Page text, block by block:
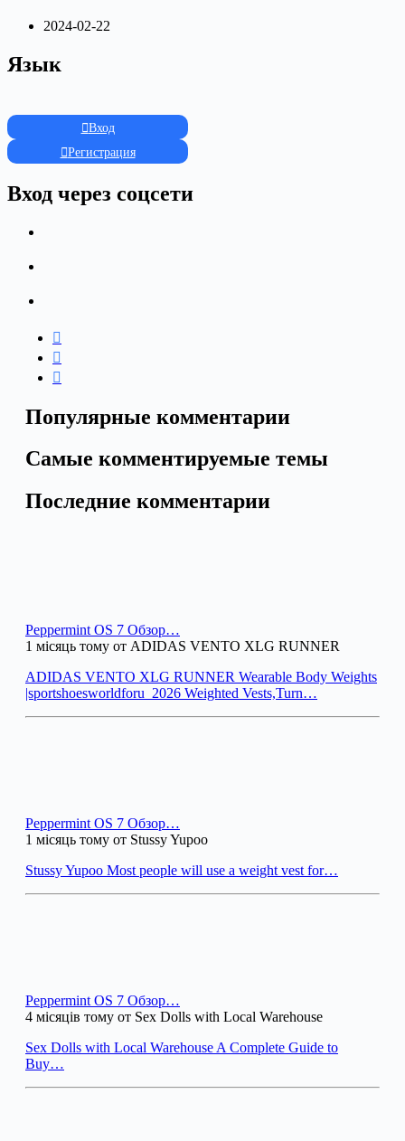
2024-02-22
Язык
Вход
Регистрация
Вход через соцсети
Популярные комментарии
Самые комментируемые темы
Последние комментарии
Peppermint OS 7 Обзор…
1 місяць тому от ADIDAS VENTO XLG RUNNER
ADIDAS VENTO XLG RUNNER Wearable Body Weights
|sportshoesworldforu_2026 Weighted Vests,Turn…
Peppermint OS 7 Обзор…
1 місяць тому от Stussy Yupoo
Stussy Yupoo Most people will use a weight vest for…
Peppermint OS 7 Обзор…
4 місяців тому от Sex Dolls with Local Warehouse
Sex Dolls with Local Warehouse A Complete Guide to
Buy…